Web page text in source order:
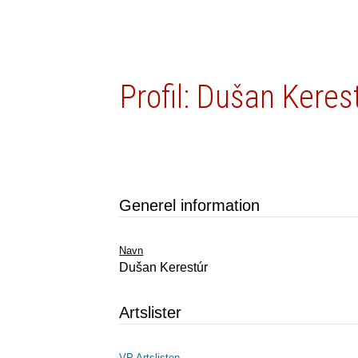
Profil: Dušan
Generel information
Navn
Dušan Kerestúr
Artslister